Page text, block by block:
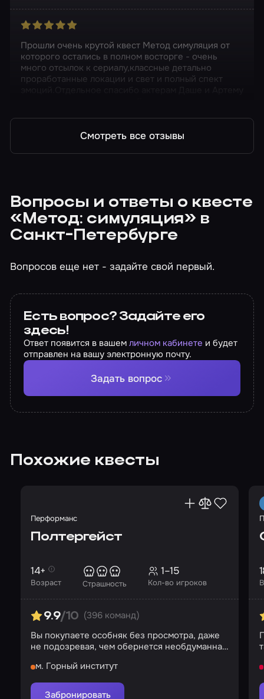
Прошли очень крутой квест Метод симуляция от
которого остались в полном восторге - очень
много отсылок к сериалу,классные детально
проработанные локации и свет и полный спект
Смотреть все отзывы
Вопросы и ответы о квесте
«Метод: симуляция» в
Санкт-Петербурге
Вопросов еще нет - задайте свой первый.
Есть вопрос? Задайте его
здесь!
Ответ появится в вашемличном кабинете и будет
отправлен на вашу электронную почту.
Задать вопрос
Похожие квесты
Перформанс
Полтергейст
Возраст
14+
Страшность Кол-во игроков
1–15
9.9/10 (396 команд)
Вы покупаете особняк без просмотра, даже
не подозревая, чем обернется необдуманная
м. Горный институт
Забронировать